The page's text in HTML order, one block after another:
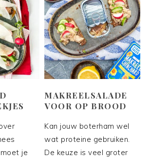
je
MAKREELSALADE
VOOR OP BROOD
Kan jouw boterham wel
wat proteine gebruiken.
De keuze is veel groter